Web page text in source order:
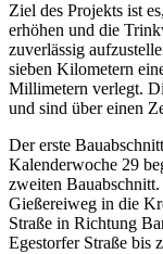
Ziel des Projekts ist
erhöhen und die
zuverlässig
sieben Kilometern
Millimetern verlegt.
und sind über einen
Der erste
Kalenderwoche 29
zweiten
Gießereiweg in die
Straße in Richtung
Egestorfer Straße bis